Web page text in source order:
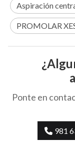
Aspiración
PROMOLAR
Ponte en
981